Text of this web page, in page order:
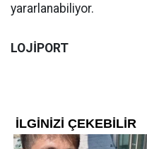
yararlanabiliyor.
LOJİPORT